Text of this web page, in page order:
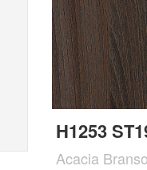
H1253
Acacia